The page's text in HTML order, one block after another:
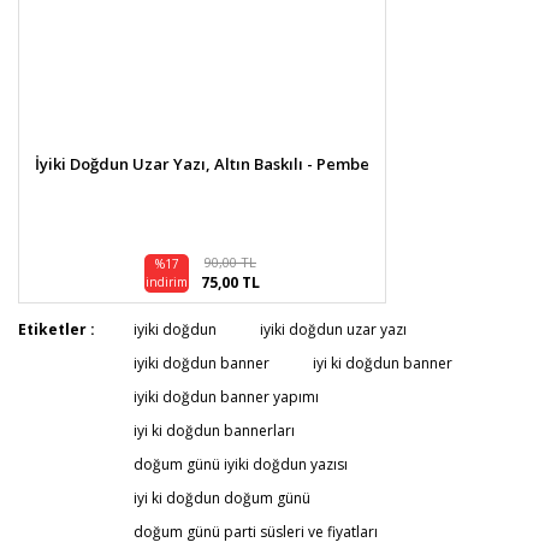
İyiki Doğdun Uzar Yazı, Altın Baskılı - Pembe
%17
indirim
90,00 TL
75,00 TL
Etiketler : iyiki doğdun
iyiki doğdun uzar yazı
iyiki doğdun banner
iyi ki doğdun banner
iyiki doğdun banner yapımı
iyi ki doğdun bannerları
doğum günü iyiki doğdun yazısı
iyi ki doğdun doğum günü
doğum günü parti süsleri ve fiyatları